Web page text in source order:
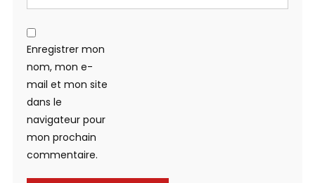
Enregistrer mon
nom, mon e-
mail et mon site
dans le
navigateur pour
mon prochain
commentaire.